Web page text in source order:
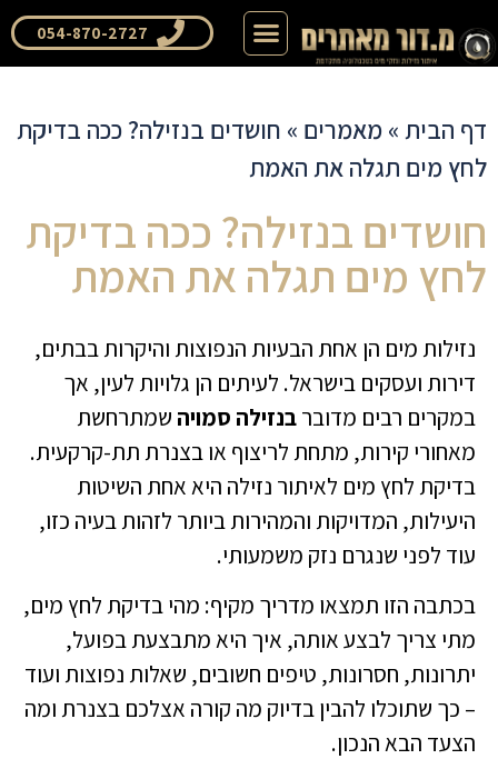
054-870-2727
דף הבית » מאמרים » חושדים בנזילה? ככה בדיקת
לחץ מים תגלה את האמת
חושדים בנזילה? ככה בדיקת
לחץ מים תגלה את האמת
נזילות מים הן אחת הבעיות הנפוצות והיקרות בבתים,
דירות ועסקים בישראל. לעיתים הן גלויות לעין, אך
במקרים רבים מדוברבנזילה סמויה שמתרחשת
מאחורי קירות, מתחת לריצוף או בצנרת תת-קרקעית.
בדיקת לחץ מים לאיתור נזילה היא אחת השיטות
היעילות, המדויקות והמהירות ביותר לזהות בעיה כזו,
עוד לפני שנגרם נזק משמעותי.
בכתבה הזו תמצאו מדריך מקיף: מהי בדיקת לחץ מים,
מתי צריך לבצע אותה, איך היא מתבצעת בפועל,
יתרונות, חסרונות, טיפים חשובים, שאלות נפוצות ועוד
– כך שתוכלו להבין בדיוק מה קורה אצלכם בצנרת ומה
הצעד הבא הנכון.